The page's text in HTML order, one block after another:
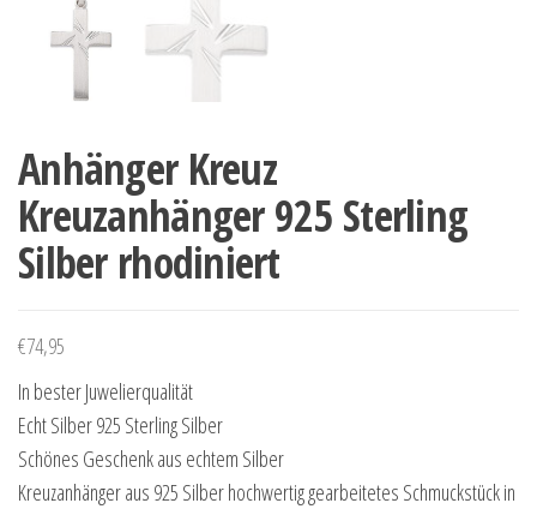
Anhänger Kreuz
Kreuzanhänger 925 Sterling
Silber rhodiniert
€74,95
In bester Juwelierqualität
Echt Silber 925 Sterling Silber
Schönes Geschenk aus echtem Silber
Kreuzanhänger aus 925 Silber hochwertig gearbeitetes Schmuckstück in